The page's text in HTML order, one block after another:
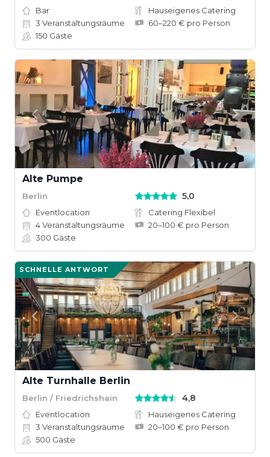
Bar
Hauseigenes Catering
3 Veranstaltungsräume
60–220 € pro Person
150 Gäste
Alte Pumpe
Berlin 5,0
Eventlocation
Catering Flexibel
4Veranstaltungsräume
20–100 € pro Person
300 Gäste
SCHNELLE ANTWORT
Alte Turnhalle Berlin
Berlin / Friedrichshain 4,8
Eventlocation
Hauseigenes Catering
3 Veranstaltungsräume
20–100 € pro Person
500 Gäste